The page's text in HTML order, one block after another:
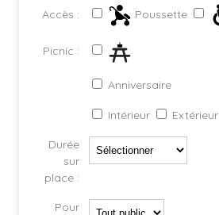
Accès : Poussette
Picnic :
Anniversaire
Intérieur Extérieur
Durée
sur
place :
Pour